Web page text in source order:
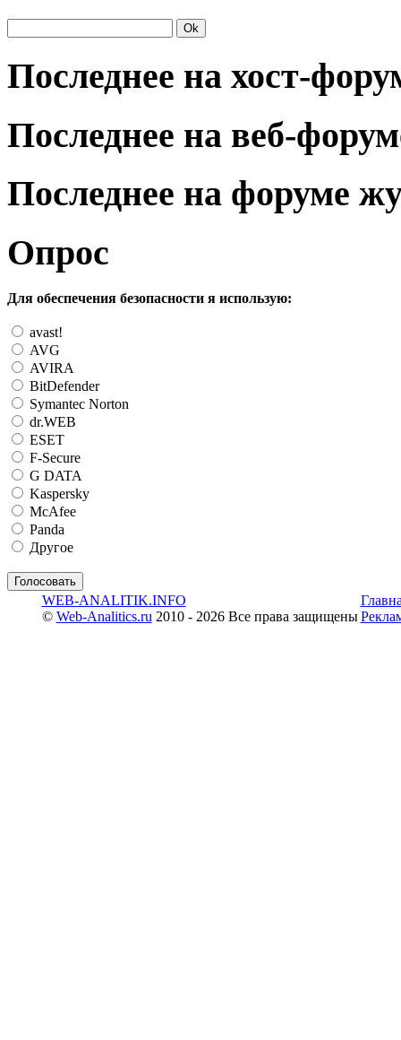
Последнее на хост-
Последнее на веб-
Последнее на форуме
Опрос
Для обеспечения безопасности я использую:
avast!
AVG
AVIRA
BitDefender
Symantec Norton
dr.WEB
ESET
F-Secure
G DATA
Kaspersky
McAfee
Panda
Другое
WEB-ANALITIK.INFO
© Web-Analitics.ru 2010 - 2026 Все права защищены